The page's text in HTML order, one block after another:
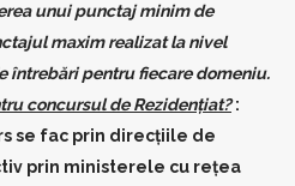
unui punctaj minim de
maxim realizat la nivel
întrebări pentru fiecare domeniu.
concursul de Rezidențiat?:
se fac prin direcţiile de
prin ministerele cu reţea